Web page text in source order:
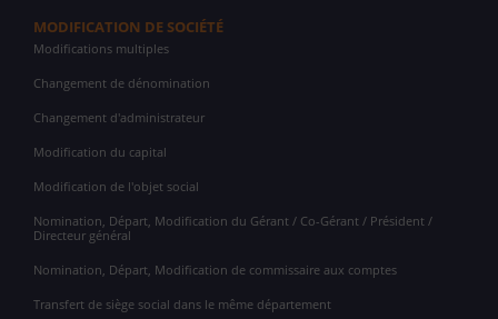
MODIFICATION DE SOCIÉTÉ
Modifications multiples
Changement de dénomination
Changement d'administrateur
Modification du capital
Modification de l'objet social
Nomination, Départ, Modification du Gérant / Co-Gérant / Président /
Directeur général
Nomination, Départ, Modification de commissaire aux comptes
Transfert de siège social dans le même département